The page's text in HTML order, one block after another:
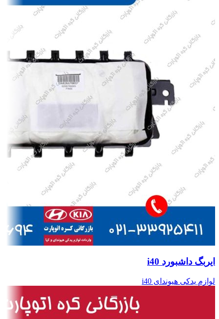
ایربگ داشبورد i40
لوازم یدکی هیوندای i40